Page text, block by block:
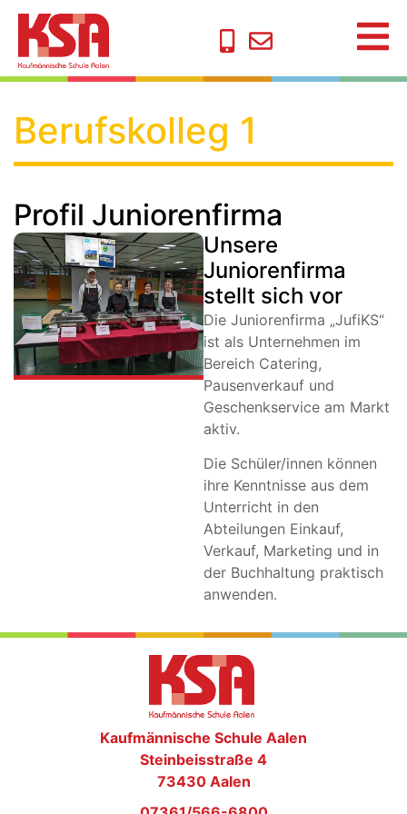
Berufskolleg 1
Profil Juniorenfirma
Unsere
Juniorenfirma
stellt sich vor
Die Juniorenfirma „JufiKS“
ist als Unternehmen im
Bereich Catering,
Pausenverkauf und
Geschenkservice am Markt
aktiv.
Die Schüler/innen können
ihre Kenntnisse aus dem
Unterricht in den
Abteilungen Einkauf,
Verkauf, Marketing und in
der Buchhaltung praktisch
anwenden.
Kaufmännische Schule Aalen
Steinbeisstraße 4
73430 Aalen